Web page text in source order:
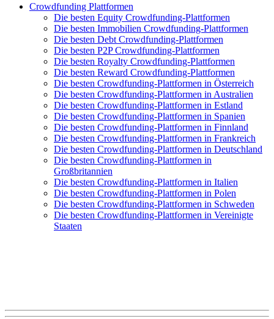
Crowdfunding Plattformen
Die besten Equity Crowdfunding-Plattformen
Die besten Immobilien Crowdfunding-Plattformen
Die besten Debt Crowdfunding-Plattformen
Die besten P2P Crowdfunding-Plattformen
Die besten Royalty Crowdfunding-Plattformen
Die besten Reward Crowdfunding-Plattformen
Die besten Crowdfunding-Plattformen in Österreich
Die besten Crowdfunding-Plattformen in Australien
Die besten Crowdfunding-Plattformen in Estland
Die besten Crowdfunding-Plattformen in Spanien
Die besten Crowdfunding-Plattformen in Finnland
Die besten Crowdfunding-Plattformen in Frankreich
Die besten Crowdfunding-Plattformen in Deutschland
Die besten Crowdfunding-Plattformen in
Großbritannien
Die besten Crowdfunding-Plattformen in Italien
Die besten Crowdfunding-Plattformen in Polen
Die besten Crowdfunding-Plattformen in Schweden
Die besten Crowdfunding-Plattformen in Vereinigte
Staaten